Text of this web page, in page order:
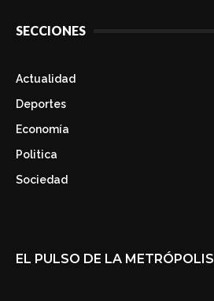
SECCIONES
Actualidad
Deportes
Economía
Politica
Sociedad
EL PULSO DE LA METRÓPOLIS